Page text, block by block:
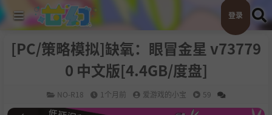
登录
[PC/策略模拟]缺氧：眼冒金星 v73779
0 中文版[4.4GB/度盘]
NO-R18 1个月前 爱游戏的小宝 59